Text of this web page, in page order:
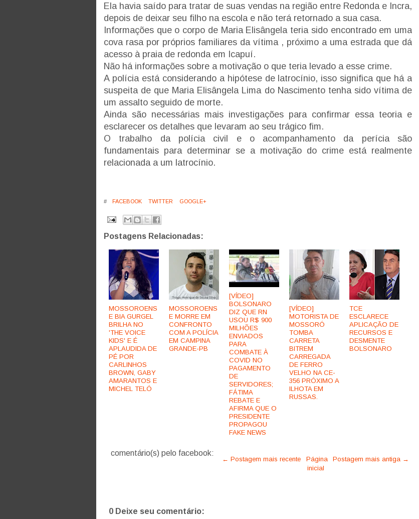
Ela havia saído para tratar de suas vendas na região entre Redonda e Incra,
depois de deixar seu filho na escola e não terá retornado a sua casa.
Informações que o corpo de Maria Elisângela teria sido encontrado em uma
cova rasa por próprios familiares da vítima , próximo a uma estrada que dá
acesso à praia de redonda em Icapuí.
Não há informações sobre a motivação o que teria levado a esse crime.
A polícia está considerando a hipótese de latrocínio, isso significa que há a
suspeita de que Maria Elisângela Lima do Nascimento tenha sido vítima de
um assalto seguido de morte.
Ainda são necessárias mais investigações para confirmar essa teoria e
esclarecer os detalhes que levaram ao seu trágico fim.
O trabalho da polícia civil e o acompanhamento da perícia são
fundamentais para determinar se a motivação do crime está realmente
relacionada a um latrocínio.
# FACEBOOK TWITTER GOOGLE+
Postagens Relacionadas:
MOSSOROENS
E BIA GURGEL
BRILHA NO
'THE VOICE
KIDS' E É
APLAUDIDA DE
PÉ POR
CARLINHOS
BROWN, GABY
AMARANTOS E
MICHEL TELÓ
MOSSOROENS
E MORRE EM
CONFRONTO
COM A POLÍCIA
EM CAMPINA
GRANDE-PB
[VÍDEO]
BOLSONARO
DIZ QUE RN
USOU R$ 900
MILHÕES
ENVIADOS
PARA
COMBATE À
COVID NO
PAGAMENTO
DE
SERVIDORES;
FÁTIMA
REBATE E
AFIRMA QUE O
PRESIDENTE
PROPAGOU
FAKE NEWS
[VÍDEO]
MOTORISTA DE
MOSSORÓ
TOMBA
CARRETA
BITREM
CARREGADA
DE FERRO
VELHO NA CE-
356 PRÓXIMO A
ILHOTA EM
RUSSAS.
TCE
ESCLARECE
APLICAÇÃO DE
RECURSOS E
DESMENTE
BOLSONARO
comentário(s) pelo facebook:
← Postagem mais recente Postagem mais antiga →
Página
inicial
0 Deixe seu comentário: